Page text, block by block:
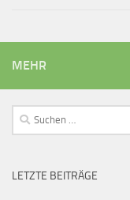
MEHR
Suchen
nach:
LETZTE BEITRÄGE